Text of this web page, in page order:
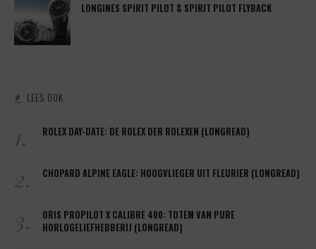
LONGINES SPIRIT PILOT & SPIRIT PILOT FLYBACK
LEES OOK
1. ROLEX DAY-DATE: DE ROLEX DER ROLEXEN (LONGREAD)
2. CHOPARD ALPINE EAGLE: HOOGVLIEGER UIT FLEURIER (LONGREAD)
3.
ORIS PROPILOT X CALIBRE 400: TOTEM VAN PURE
HORLOGELIEFHEBBERIJ (LONGREAD)